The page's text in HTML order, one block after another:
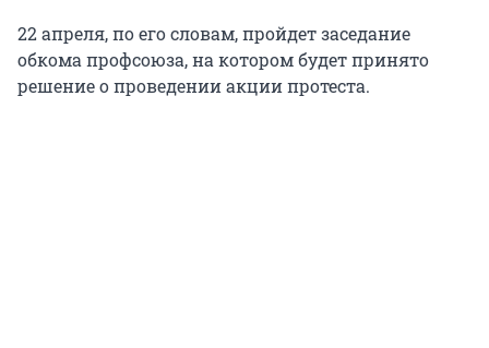
22 апреля, по его словам, пройдет заседание
обкома профсоюза, на котором будет принято
решение о проведении акции протеста.